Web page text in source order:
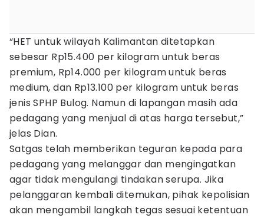
“HET untuk wilayah Kalimantan ditetapkan
sebesar Rp15.400 per kilogram untuk beras
premium, Rp14.000 per kilogram untuk beras
medium, dan Rp13.100 per kilogram untuk beras
jenis SPHP Bulog. Namun di lapangan masih ada
pedagang yang menjual di atas harga tersebut,”
jelas Dian.
Satgas telah memberikan teguran kepada para
pedagang yang melanggar dan mengingatkan
agar tidak mengulangi tindakan serupa. Jika
pelanggaran kembali ditemukan, pihak kepolisian
akan mengambil langkah tegas sesuai ketentuan